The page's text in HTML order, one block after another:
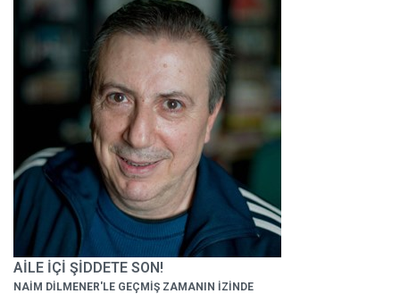
AİLE İÇİ ŞİDDETE SON!
NAİM DİLMENER'LE GEÇMİŞ ZAMANIN İZİNDE